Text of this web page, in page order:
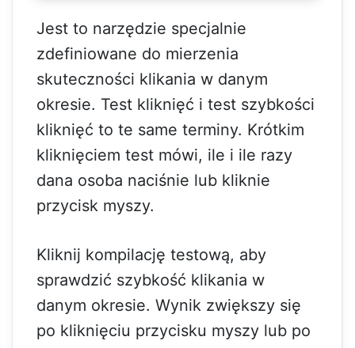
Jest to narzędzie specjalnie
zdefiniowane do mierzenia
skuteczności klikania w danym
okresie. Test kliknięć i test szybkości
kliknięć to te same terminy. Krótkim
kliknięciem test mówi, ile i ile razy
dana osoba naciśnie lub kliknie
przycisk myszy.
Kliknij kompilację testową, aby
sprawdzić szybkość klikania w
danym okresie. Wynik zwiększy się
po kliknięciu przycisku myszy lub po